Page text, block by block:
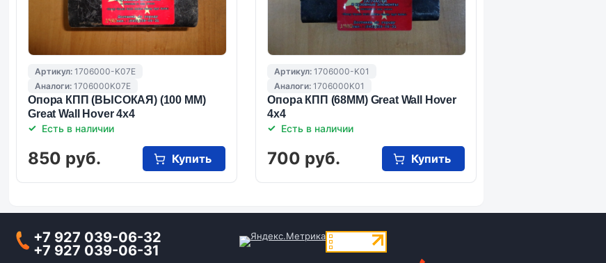
Артикул: 1706000-K07E
Аналоги: 1706000K07E
Опора КПП (ВЫСОКАЯ) (100 ММ)
Great Wall Hover 4x4
Есть в наличии
850 руб. Купить
Артикул:1706000-K01
Аналоги:1706000K01
Опора КПП (68ММ) Great Wall Hover
4x4
Есть в наличии
700 руб. Купить
+7 927 039-06-32
+7 927 039-06-31